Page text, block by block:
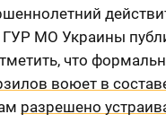
ГУР МО Украины
что
воюет в
разрешено